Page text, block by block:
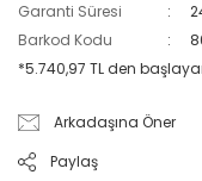
Garanti Süresi
Barkod Kodu
*5.740,97 TL den
Arkadaşına Öner
Paylaş